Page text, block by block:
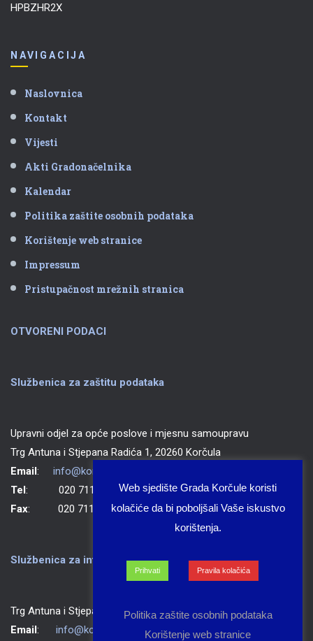
HPBZHR2X
NAVIGACIJA
Naslovnica
Kontakt
Vijesti
Akti Gradonačelnika
Kalendar
Politika zaštite osobnih podataka
Korištenje web stranice
Impressum
Pristupačnost mrežnih stranica
OTVORENI PODACI
Službenica za zaštitu podataka
Upravni odjel za opće poslove i mjesnu samoupravu
Trg Antuna i Stjepana Radića 1, 20260 Korčula
Email: info@korcula.hr
Tel: 020 711 150
Fax: 020 711 702
Službenica za informiranje Grada Korčule
Trg Antuna i Stjepana Radića 1, 20260 Korčula
Email: info@korcula.hr
Web sjedište Grada Korčule koristi
kolačiće da bi poboljšali Vaše iskustvo
korištenja.
Prihvati Pravila kolačića
Politika zaštite osobnih podataka
Korištenje web stranice